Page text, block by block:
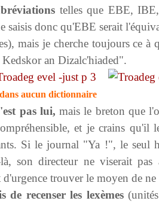
telles que EBE,
saisis donc qu'EBE serait
mais je cherche toujours ce
an Dizalc'hiaded".
aucun dictionnaire
pas lui, mais le breton que
et je crains qu'il
Si le journal "Ya !", le seul
là, son directeur ne viserait
trouver le moyen de ne
de recenser les lexèmes